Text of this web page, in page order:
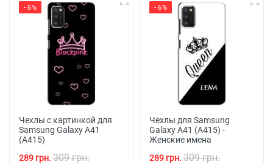
- 6%
Чехлы с картинкой для
Samsung Galaxy A41
(A415)
289 грн. 309 грн.
- 6%
Чехлы для Samsung
Galaxy A41 (A415) -
Женские имена
289 грн. 309 грн.